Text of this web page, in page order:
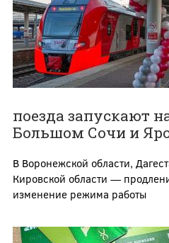
поезда запускают
Большом Сочи и
В Воронежской области,
Кировской области —
изменение режима работы